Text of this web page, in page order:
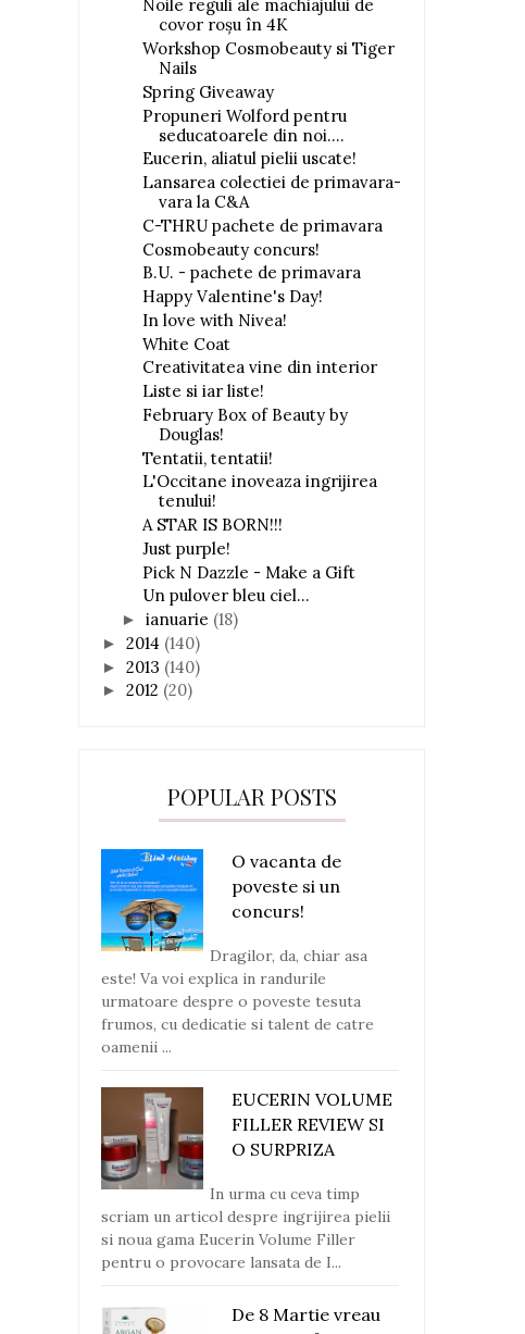
Noile reguli ale machiajului de
covor roșu în 4K
Workshop Cosmobeauty si Tiger
Nails
Spring Giveaway
Propuneri Wolford pentru
seducatoarele din noi....
Eucerin, aliatul pielii uscate!
Lansarea colectiei de primavara-
vara la C&A
C-THRU pachete de primavara
Cosmobeauty concurs!
B.U. - pachete de primavara
Happy Valentine's Day!
In love with Nivea!
White Coat
Creativitatea vine din interior
Liste si iar liste!
February Box of Beauty by
Douglas!
Tentatii, tentatii!
L'Occitane inoveaza ingrijirea
tenului!
A STAR IS BORN!!!
Just purple!
Pick N Dazzle - Make a Gift
Un pulover bleu ciel...
► ianuarie (18)
► 2014 (140)
► 2013 (140)
► 2012 (20)
POPULAR POSTS
O vacanta de
poveste si un
concurs!
Dragilor, da, chiar asa
este! Va voi explica in randurile
urmatoare despre o poveste tesuta
frumos, cu dedicatie si talent de catre
oamenii ...
EUCERIN VOLUME
FILLER REVIEW SI
O SURPRIZA
In urma cu ceva timp
scriam un articol despre ingrijirea pielii
si noua gama Eucerin Volume Filler
pentru o provocare lansata de I...
De 8 Martie vreau